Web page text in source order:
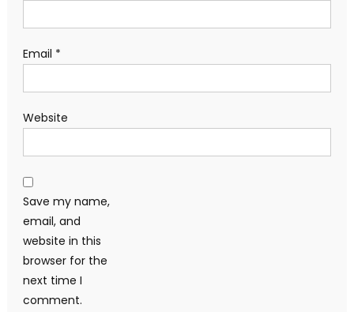
Email *
Website
Save my name,
email, and
website in this
browser for the
next time I
comment.